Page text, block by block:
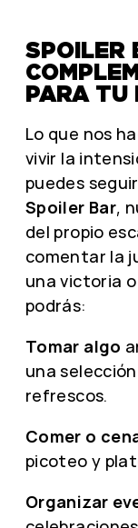
SPOILER
PARA TU
Lo que nos
vivir la
puedes
Spoiler Bar,
del propio
comentar la
una victoria
podrás:
Tomar algo
una
refrescos.
Comer o
picoteo y
Organizar